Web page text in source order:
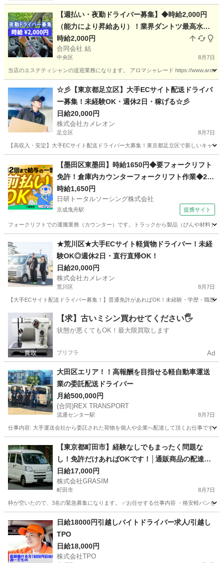
【週払い・夜勤ドライバー募集】◆時給2,000円
（能力により昇給あり）！業界ダントツ最高水準
の待遇です！ ★自家用車の持ち込みが必須です
時給2,000円
合同会社 結
中央区 8月7日
当店のエステティシャンの送迎業務になります。 アロマシャレード https://
ドライバー 時給
☆彡【東京都足立区】大手ECサイト配送ドライバ
ー募集！未経験OK・週休2日・稼げる☆彡
日給20,000円
株式会社カメレオン
足立区 8月7日
【高収入・安定】大手ECサイト配送ドライバー大募集！東京都足立区で新しいキャ
ドライバー 積み込み
【墨田区東墨田】時給1650円◆要フォークリフト
免許！倉庫内カウンターフォークリフト作業◆20
代～30代活躍中
時給1,650円
日研トータルソーシング株式会社
京成曳舟駅 提携サイト
フォークリフトでの運搬業務（カウンター）です。トラックから製品（びんや材料）
京成曳舟駅 ドライバー
★荒川区★大手ECサイト軽貨物ドライバー！未経
験OK◎週休2日・直行直帰OK！
日給20,000円
株式会社カメレオン
荒川区 8月7日
【大手ECサイト配送ドライバー募集！】普通免許があればOK！未経験・学歴・職
東京 荒川区 ドライバー 積み込み
【求】古いミシン買わせてください🖐️
状態が悪くてもOK！最大限買取します
プリフラ Ad
大田区エリア！！高報酬を目指せる軽自動車運送
業の委託配送ドライバー
月給500,000円
(合同)REX TRANSPORT
流通センター駅 8月7日
仕事内容: 大手運送会社から委託された荷物を個人や企業へ配達して頂くお仕事です
流通センター駅 配送 出来高制
【東京都町田市】経験なしでもまったく問題な
し！免許だけあればOKです！│通販商品の配達ド
ライバーを募集中！
日給17,000円
株式会社GRASIM
町田市 8月7日
枠が空いたので、3名の緊急募集になります。 ✅お任せする仕事内容 ・格安軽バン
ドライバー 荷物
日給18000円引越しバイトドライバー求人/引越し
TPO
日給18,000円
株式会社TPO